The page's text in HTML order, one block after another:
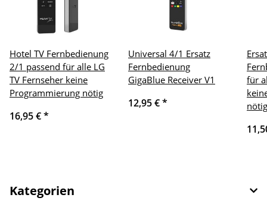
Hotel TV Fernbedienung
2/1 passend für alle LG
TV Fernseher keine
Programmierung nötig
16,95 €*
Universal 4/1 Ersatz
Fernbedienung
GigaBlue Receiver V1
12,95 €*
für
nötig
Kategorien